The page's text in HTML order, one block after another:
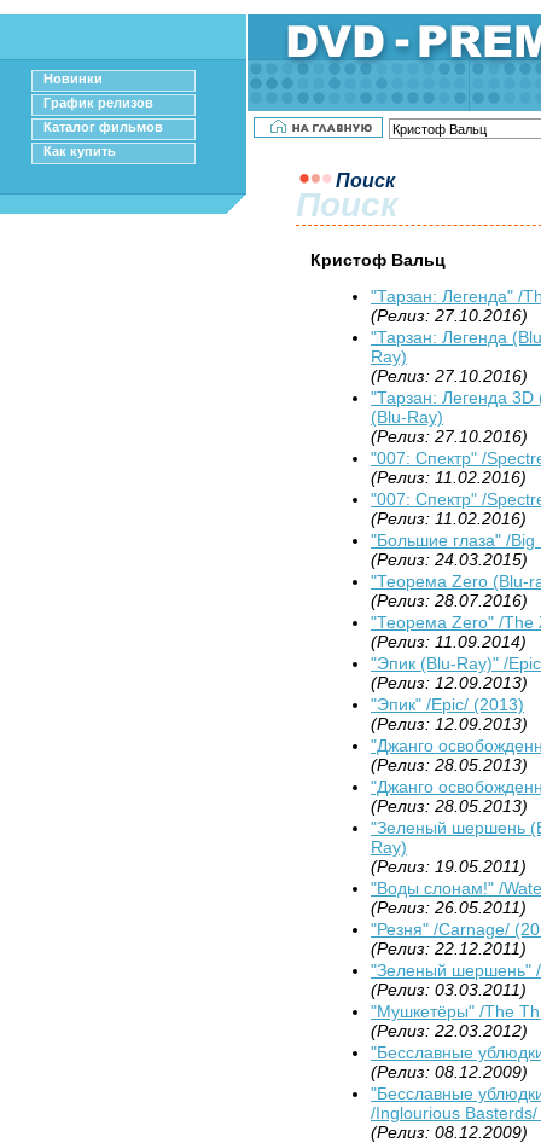
Новинки
График релизов
Каталог фильмов
Как купить
Поиск
Поиск
Кристоф Вальц
"Тарзан: Легенда" /
(Релиз: 27.10.2016)
"Тарзан: Легенда
Ray)
(Релиз: 27.10.2016)
"Тарзан: Легенда
(Blu-Ray)
(Релиз: 27.10.2016)
"007: Спектр" /
(Релиз: 11.02.2016)
"007: Спектр" /
(Релиз: 11.02.2016)
"Большие глаза" /
(Релиз: 24.03.2015)
"Теорема Zero (Blu-
(Релиз: 28.07.2016)
"Теорема Zero" /The
(Релиз: 11.09.2014)
"Эпик (Blu-Ray)" /
(Релиз: 12.09.2013)
"Эпик" /Epic/ (2013)
(Релиз: 12.09.2013)
"Джанго
(Релиз: 28.05.2013)
"Джанго
(Релиз: 28.05.2013)
"Зеленый шершень
Ray)
(Релиз: 19.05.2011)
"Воды слонам!" /
(Релиз: 26.05.2011)
"Резня" /Carnage/
(Релиз: 22.12.2011)
"Зеленый шершень"
(Релиз: 03.03.2011)
"Мушкетёры" /The
(Релиз: 22.03.2012)
"Бесславные
(Релиз: 08.12.2009)
"Бесславные
/Inglourious
(Релиз: 08.12.2009)